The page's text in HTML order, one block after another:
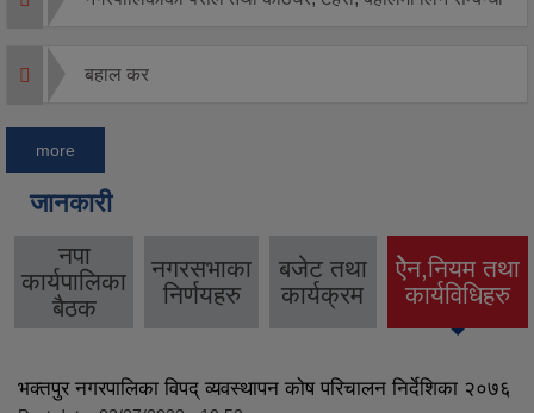
बहाल कर
more
जानकारी
नपा
कार्यपालिका
बैठक
नगरसभाका
निर्णयहरु
बजेट तथा
कार्यक्रम
ऐेन,नियम तथा
कार्यविधिहरु
(active tab)
भक्तपुर नगरपालिका विपद् व्यवस्थापन कोष परिचालन निर्देशिका २०७६